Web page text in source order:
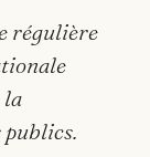
régulière
la